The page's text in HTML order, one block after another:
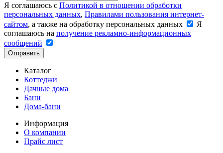
Я соглашаюсь с Политикой в отношении обработки
персональных данных, Правилами пользования интернет-
сайтом, а также на обработку персональных данных
Я
соглашаюсь на получение рекламно-информационных
сообщений
Отправить
Каталог
Коттеджи
Дачные дома
Бани
Дома-бани
Информация
О компании
Прайс лист